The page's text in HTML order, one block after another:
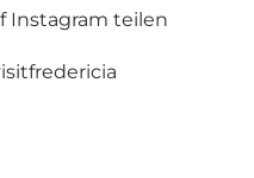
Instagram teilen